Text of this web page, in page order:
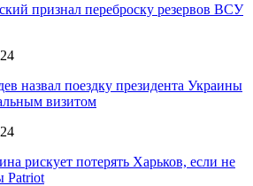
признал переброску резервов ВСУ
назвал поездку президента Украины
визитом
рискует потерять Харьков, если не
Patriot